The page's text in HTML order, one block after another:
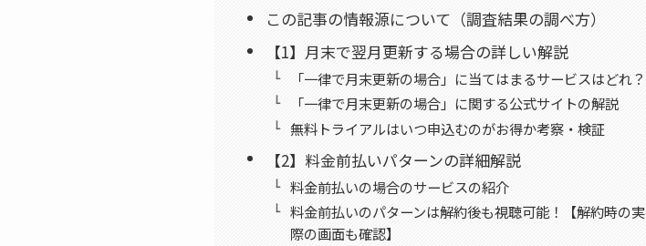
この記事の情報源について（調査結果の調べ方）
【1】月末で翌月更新する場合の詳しい解説
「一律で月末更新の場合」に当てはまるサービスはどれ？
「一律で月末更新の場合」に関する公式サイトの解説
無料トライアルはいつ申込むのがお得か考察・検証
【2】料金前払いパターンの詳細解説
料金前払いの場合のサービスの紹介
料金前払いのパターンは解約後も視聴可能！【解約時の実
際の画面も確認】